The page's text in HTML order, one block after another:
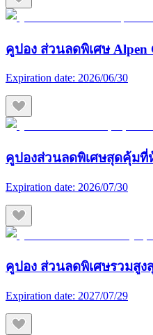
คูปอง ส่วนลดพิเศษ
Expiration date: 2026/06/30
คูปองส่วนลดพิเศษสุดคุ้มที่
Expiration date: 2026/07/30
คูปอง ส่วนลดพิเศษรวมสูง
Expiration date: 2027/07/29